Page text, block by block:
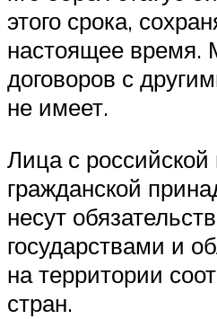
этого срока,
настоящее время.
договоров с
не имеет.
Лица с российской
гражданской
несут
государствами и
на территории
стран.